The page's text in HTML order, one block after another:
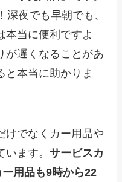
夜でも早朝でも、
本当に便利ですよ
が遅くなることがあ
と本当に助かりま
けでなくカー用品や
います。サービスカ
用品も9時から22